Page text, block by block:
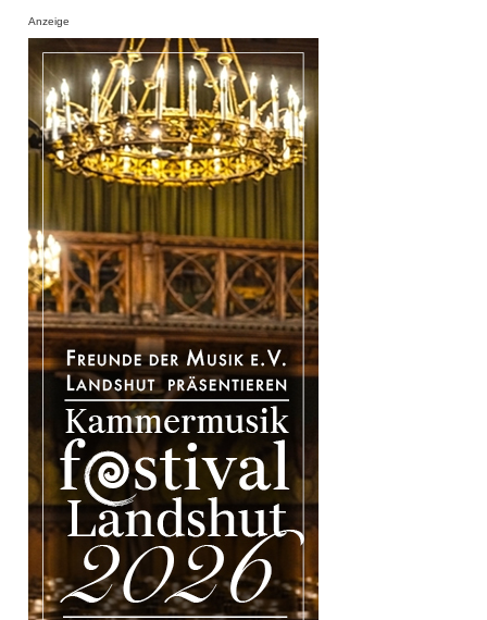
Anzeige